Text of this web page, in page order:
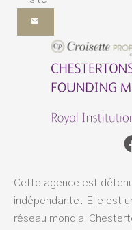
Cette agence est
indépendante. Elle est
réseau mondial